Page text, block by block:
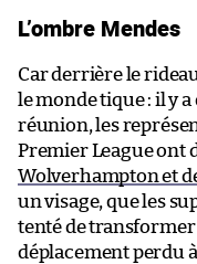
L’ombre Mendes
Car derrière le
le monde tique : il y
réunion, les
Premier League ont
Wolverhampton et
un visage, que les
tenté de transformer
déplacement perdu